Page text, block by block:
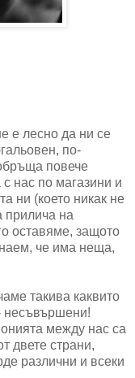
е лесно да ни се
по-
повече
нас по магазини и
ни (което никак не
прилича на
оставяме, защото
че има неща,
такива каквито
несъвършени!
между нас са
двете страни,
различни и всеки